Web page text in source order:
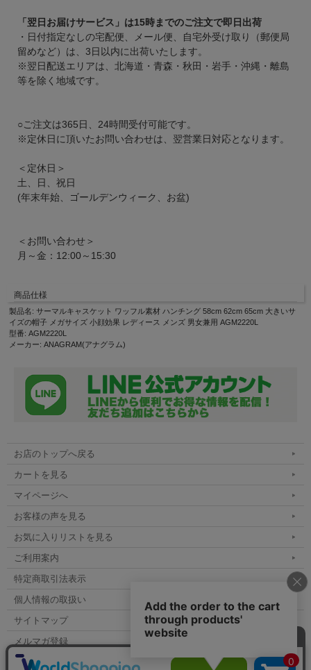
「翌日お届けサービス」は15時までのご注文で即日出荷
・日付指定なしの宅配便、メール便、自宅外受け取り（郵便局
留めなど）は、3日以内に出荷いたします。
※翌日配送エリアは、北海道・青森・秋田・岩手・沖縄・離島
等を除く地域です。
○ご注文は365日、24時間受付可能です。
※定休日に頂いたお問い合わせは、翌営業日対応となります。
＜定休日＞
土、日、祝日
(年末年始、ゴールデンウィーク、お盆)
＜お問い合わせ＞
月～金：12:00～15:30
商品仕様
製品名: サーマルキャスケット ワッフル素材 ハンチング 58cm 62cm 65cm 大きいサ
イズの帽子 メガサイズ 小顔効果 レディース メンズ 男女兼用 AGM2220L
型番: AGM2220L
メーカー: ANAGRAM(アナグラム)
お店のトップへ戻る
カートを見る
マイページへ
お客様の声を見る
お気に入りリストを見る
ご利用案内
特定商取引法表示
個人情報の取扱い
サイトマップ
メルマガ登録
お問い合わせ